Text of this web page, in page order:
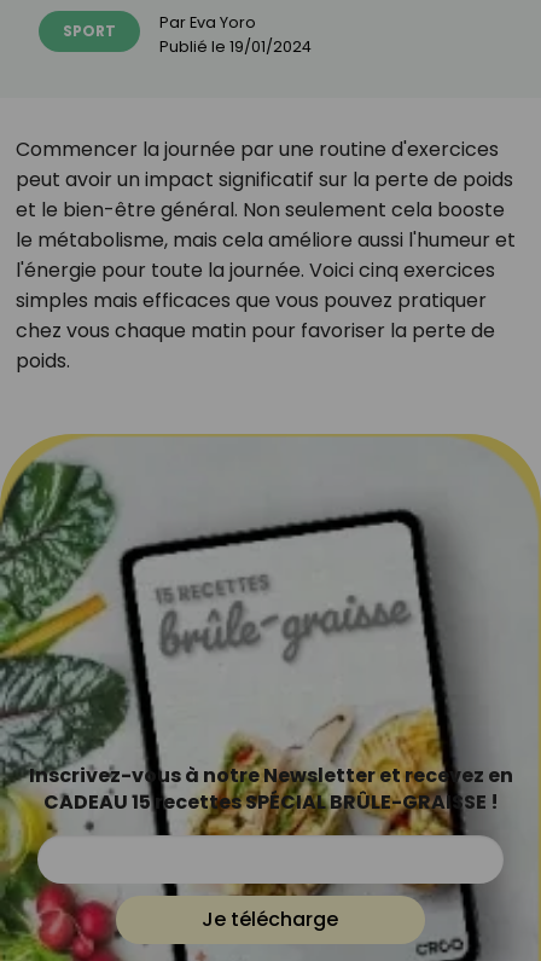
SPORT ParEva Yoro
Publié le 19/01/2024
Commencer la journée par une routine d'exercices
peut avoir un impact significatif sur la perte de poids
et le bien-être général. Non seulement cela booste
le métabolisme, mais cela améliore aussi l'humeur et
l'énergie pour toute la journée. Voici cinq exercices
simples mais efficaces que vous pouvez pratiquer
chez vous chaque matin pour favoriser la perte de
poids.
Inscrivez-vous à notre Newsletter et recevez en
CADEAU 15 recettes SPÉCIAL BRÛLE-GRAISSE !
Je télécharge